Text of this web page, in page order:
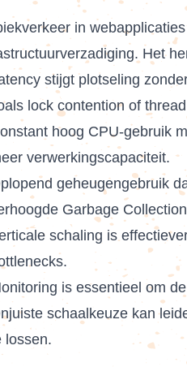
in
Het
stijgt plotseling
lock contention of
hoog CPU-gebruik
verwerkingscapaciteit.
geheugengebruik
Garbage
schaling is
is essentieel om
schaalkeuze kan
lossen.